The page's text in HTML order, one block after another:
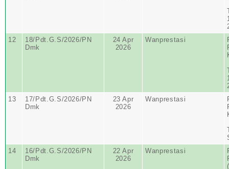
12
18/Pdt.G.S/2026/PN
Dmk
24 Apr
2026
Wanprestasi
13
17/Pdt.G.S/2026/PN
Dmk
23 Apr
2026
Wanprestasi
14
16/Pdt.G.S/2026/PN
Dmk
22 Apr
2026
Wanprestasi